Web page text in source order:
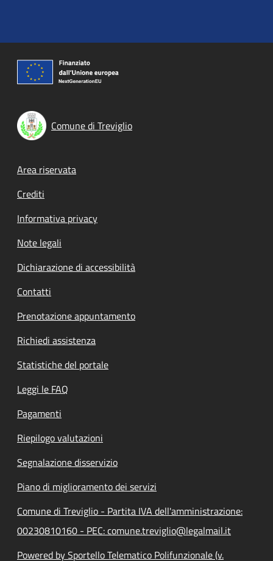
Comune di Treviglio
Footer menu
Area riservata
Crediti
Informativa privacy
Note legali
Dichiarazione di accessibilità
Contatti
Prenotazione appuntamento
Richiedi assistenza
Statistiche del portale
Leggi le FAQ
Pagamenti
Riepilogo valutazioni
Segnalazione disservizio
Piano di miglioramento dei servizi
Comune di Treviglio - Partita IVA dell'amministrazione:
00230810160 - PEC: comune.treviglio@legalmail.it
Powered by Sportello Telematico Polifunzionale (v.